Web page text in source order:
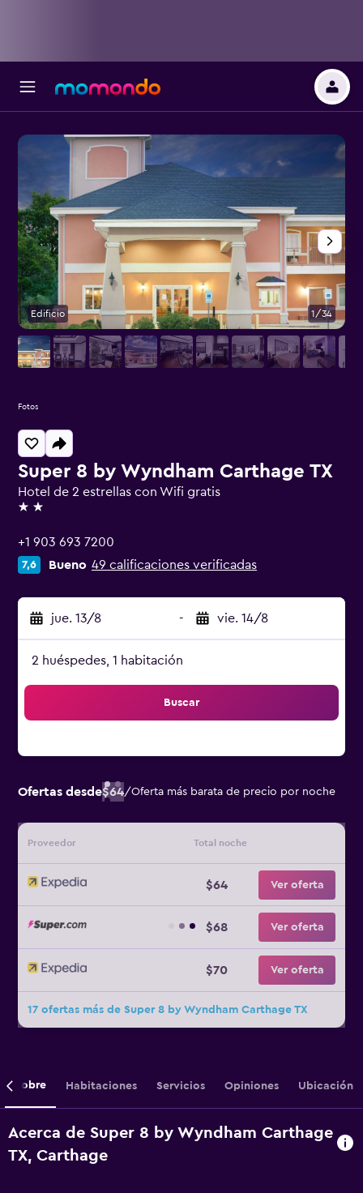
Super 8 by Wyndham Carthage TX
Hotel de 2 estrellas con Wifi gratis
2 estrellas
+1 903 693 7200
7,6 Bueno 49 calificaciones verificadas
jue. 13/8 - vie. 14/8
2 huéspedes, 1 habitación
Buscar
Ofertas desde$64/Oferta más barata de precio por noche
Proveedor Total noche
$64 Ver oferta
$68 Ver oferta
$70 Ver oferta
17 ofertas más de Super 8 by Wyndham Carthage TX
Edificio 1/34
Fotos
Sobre Habitaciones Servicios Opiniones Ubicación
Acerca de Super 8 by Wyndham Carthage
TX, Carthage